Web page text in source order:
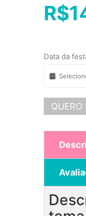
R$
Data da
QUERO